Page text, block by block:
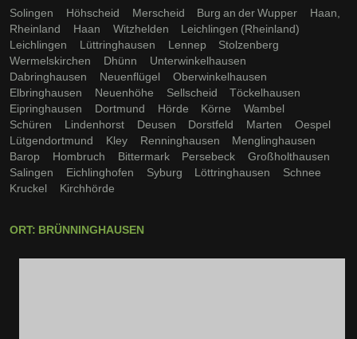
Solingen
Höhscheid Merscheid Burg an der Wupper
Haan,
Rheinland
Haan Witzhelden
Leichlingen (Rheinland)
Leichlingen
Lüttringhausen Lennep
Stolzenberg
Wermelskirchen
Dhünn
Unterwinkelhausen
Dabringhausen
Neuenflügel
Oberwinkelhausen
Elbringhausen
Neuenhöhe Sellscheid
Töckelhausen
Eipringhausen
Dortmund Hörde Körne
Wambel
Schüren
Lindenhorst Deusen Dorstfeld Marten
Oespel
Lütgendortmund
Kley Renninghausen
Menglinghausen
Barop
Hombruch Bittermark Persebeck
Großholthausen
Salingen
Eichlinghofen Syburg Löttringhausen
Schnee
Kruckel
Kirchhörde
ORT: BRÜNNINGHAUSEN